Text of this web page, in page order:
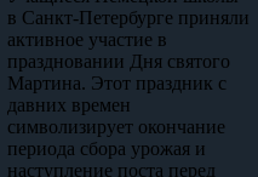
в Санкт-Петербурге приняли
активное участие в
праздновании Дня святого
Мартина. Этот праздник с
давних времен
символизирует окончание
периода сбора урожая и
наступление поста перед